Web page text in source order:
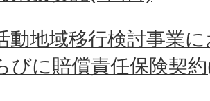
動地域移行検討事業
びに賠償責任保険契